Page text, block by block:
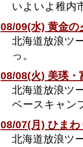
いよいよ稚内
08/09(水) 黄金の
北海道放浪ツ
っ。
08/08(火) 美瑛・
北海道放浪ツ
ベースキャン
08/07(月) ひま
北海道放浪ツ